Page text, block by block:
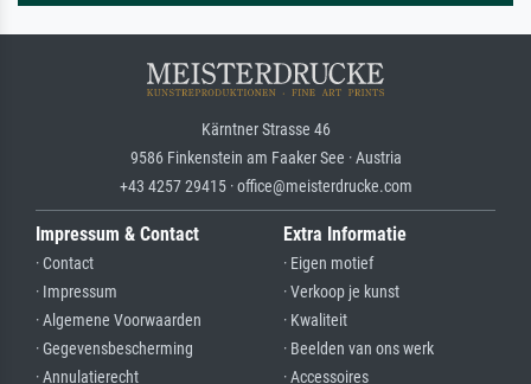
Kärntner Strasse 46
9586 Finkenstein am Faaker See · Austria
+43 4257 29415 · office@meisterdrucke.com
Impressum & Contact
· Contact
· Impressum
· Algemene Voorwaarden
· Gegevensbescherming
· Annulatierecht
Extra Informatie
· Eigen motief
· Verkoop je kunst
· Kwaliteit
· Beelden van ons werk
· Accessoires